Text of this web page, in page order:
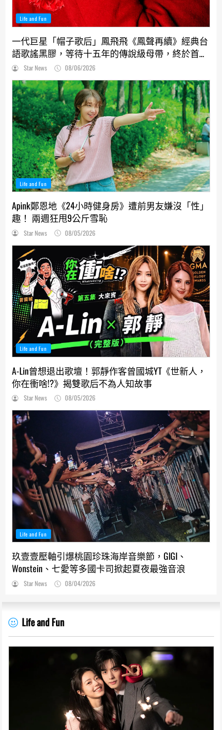
Life and Fun
一代巨星「帽子歌后」鳳飛飛《鳳聲再續》經典台
語歌謠黑膠，等待十五年的傳說級母帶，終於首度
解封！
Star News 08/06/2026
Life and Fun
Apink鄭恩地《24小時健身房》遭前男友嫌沒「性」
趣！ 兩週狂甩9公斤雪恥
Star News 08/05/2026
Life and Fun
A-Lin曾想退出歌壇！郭靜作客曾國城YT《世新人，
你在衝啥!?》揭雙歌后不為人知故事
Star News 08/05/2026
Life and Fun
玖壹壹壓軸引爆桃園珍珠海岸音樂節，GIGI、
Wonstein、七愛等多國卡司掀起夏夜最強音浪
Star News 08/04/2026
Life and Fun